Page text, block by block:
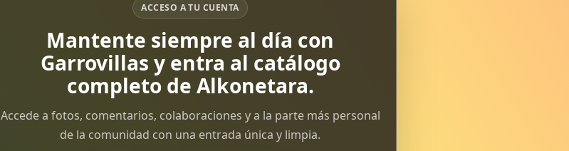
ACCESO A TU CUENTA
Mantente siempre al día con
Garrovillas y entra al catálogo
completo de Alkonetara.
Accede a fotos, comentarios, colaboraciones y a la parte más personal
de la comunidad con una entrada única y limpia.